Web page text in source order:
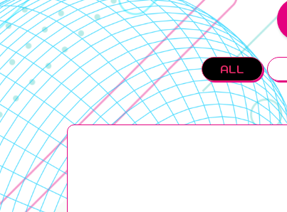
ALL